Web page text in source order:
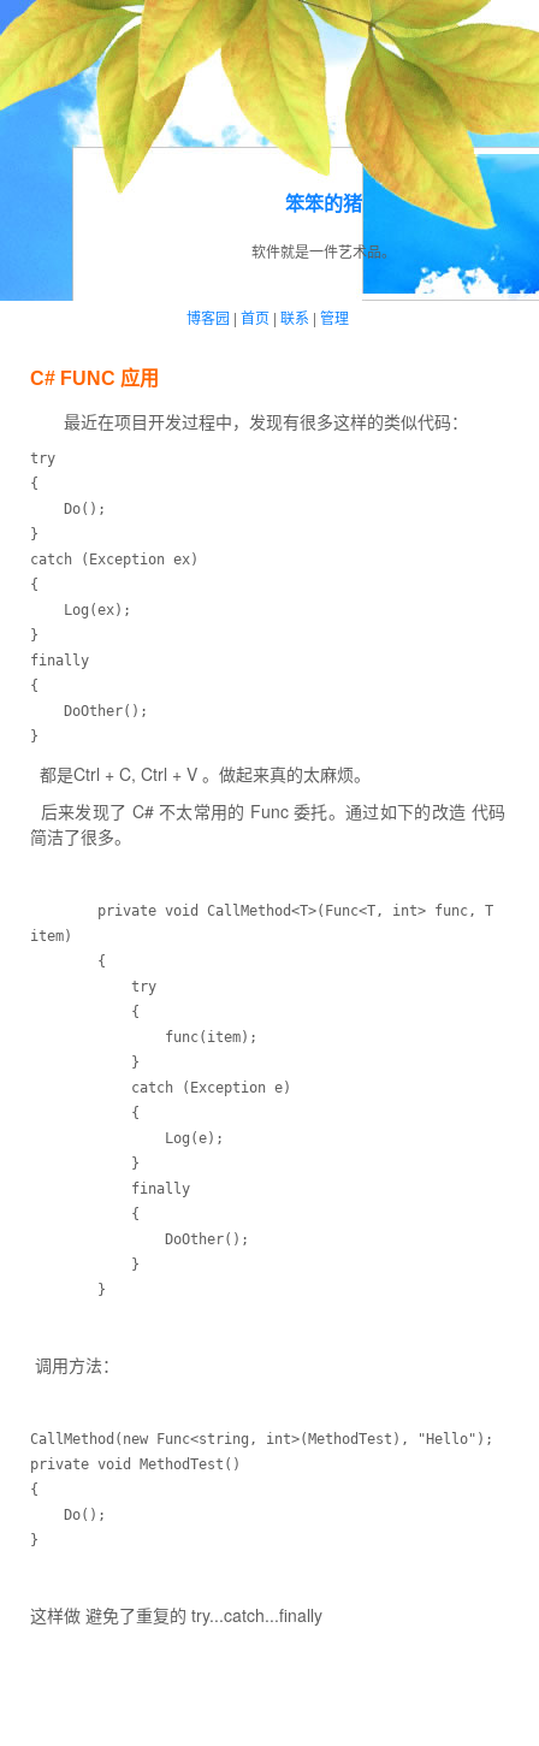
笨笨的猪
软件就是一件艺术品。
博客园 | 首页 | 联系 | 管理
C# FUNC 应用
最近在项目开发过程中，发现有很多这样的类似代码：
try
{
}
catch (Exception ex)
{
}
finally
{
都是Ctrl + C, Ctrl + V 。做起来真的太麻烦。
后来发现了 C# 不太常用的 Func 委托。通过如下的改造 代码
简洁了很多。
item)
调用方法：
private void MethodTest()
{
    Do();
}
这样做 避免了重复的 try...catch...finally